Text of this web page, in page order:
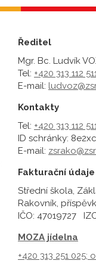
Ředitel
Mgr. Bc. Ludvík
Tel: +420 313 112 511
E-mail:
Kontakty
Tel: +420 313 112 511
ID schránky:
E-mail:
Fakturační údaje
Střední škola,
Rakovník,
IČO: 47019727
MOZA jídelna
+420 313 251 025;